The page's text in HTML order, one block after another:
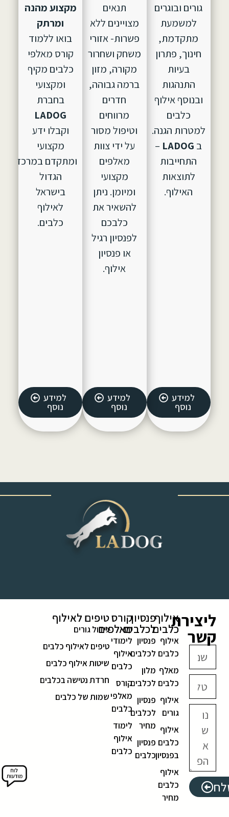
גורים ובוגרים
למשמעת
מתקדמת,
חינוך, פתרון
בעיות
התנהגות
ובנוסף אילוף
כלבים
למטרות הגנה.
ב LADOG
–
התחייבות
לתוצאות
האילוף.
למידע
נוסף
תנאים
מצויינים ללא
פשרות- אזורי
משחק ושחרור
מקורה, מזון
ברמה גבוהה,
חדרים
מרווחים
וטיפול מסור
על ידי צוות
מאלפים
מקצועי
ומיומן. ניתן
להשאיר את
כלבכם
לפנסיון רגיל
או פנסיון
אילוף.
למידע
נוסף
מקצוע מהנה
ומרתק
בואו ללמוד
קורס מאלפי
כלבים מקיף
ומקצועי
בחברת
LADOG
וקבלו ידע
מקצועי
ומתקדם במרכז
הגדול
בישראל
לאילוף
כלבים.
למידע
נוסף
ליצירת
קשר
אילוף
כלבים
אילוף
כלבים
מאלף
כלבים
אילוף
גורים
אילוף
כלבים
בפנסיון
אילוף
כלבים
מחיר
פנסיון
לכלבים
פנסיון
לכלבים
מלון
לכלבים
פנסיון
לכלבים
מחיר
פנסיון
כלבים
קורס
מאלפים
לימודי
אילוף
כלבים
קורס
מאלפי
כלבים
לימוד
אילוף
כלבים
טיפים לאילוף
גידול גורים
טיפים לאילוף כלבים
שיטות אילוף כלבים
חרדת נטישה בכלבים
שמות של כלבים